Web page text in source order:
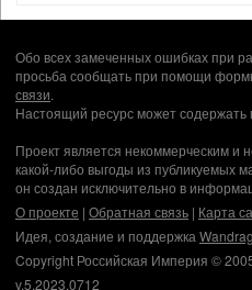
Обо всех замеченных ошибках при
просьба сообщать при помощи
связи.
Настоящий ресурс может
Проект является некоммерческим и
какой-либо выгоды из публикуемых
он создан исключительно в
О проекте | Обратная связь | Карта
Идея, создание и поддержка
Copyright Российская Империя ©
v.5.2023.0712